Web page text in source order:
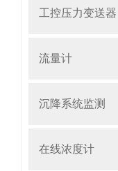
工控压力变送器
流量计
沉降系统监测
在线浓度计